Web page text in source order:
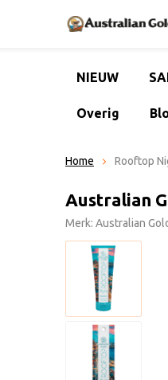
NIEUW
Overig
Home Rooftop
Australian
Merk: Australian